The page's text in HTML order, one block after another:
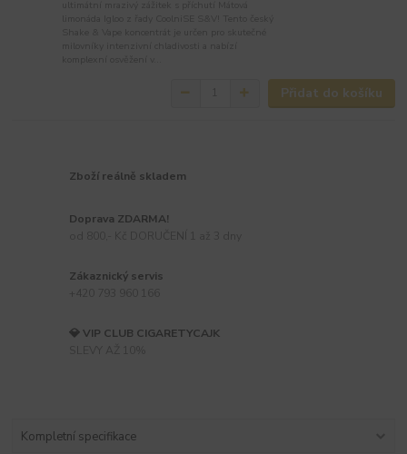
Přidat do košíku
Zboží reálně skladem
Doprava ZDARMA!
Zákaznický servis
💎 VIP CLUB CIGARETYCAJK
Kompletní specifikace